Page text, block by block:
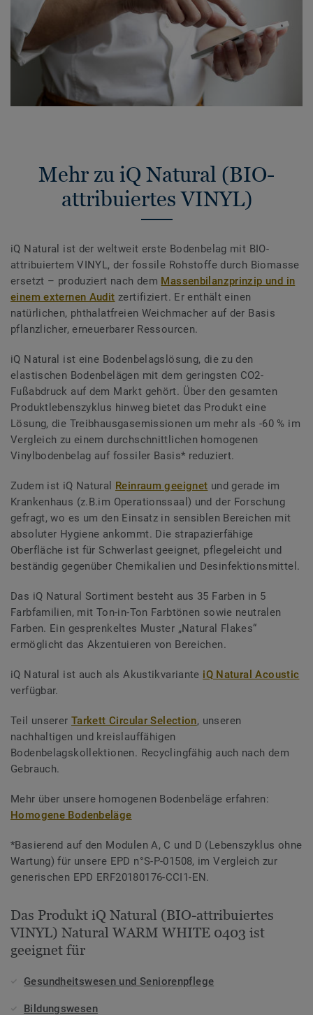
Mehr zu iQ Natural (BIO-
attribuiertes VINYL)
iQ Natural ist der weltweit erste Bodenbelag mit BIO-
attribuiertem VINYL, der fossile Rohstoffe durch Biomasse
ersetzt – produziert nach dem Massenbilanzprinzip und in
einem externen Audit zertifiziert. Er enthält einen
natürlichen, phthalatfreien Weichmacher auf der Basis
pflanzlicher, erneuerbarer Ressourcen.
iQ Natural ist eine Bodenbelagslösung, die zu den
elastischen Bodenbelägen mit dem geringsten CO2-
Fußabdruck auf dem Markt gehört. Über den gesamten
Produktlebenszyklus hinweg bietet das Produkt eine
Lösung, die Treibhausgasemissionen um mehr als -60 % im
Vergleich zu einem durchschnittlichen homogenen
Vinylbodenbelag auf fossiler Basis* reduziert.
Zudem ist iQ Natural Reinraum geeignet und gerade im
Krankenhaus (z.B.im Operationssaal) und der Forschung
gefragt, wo es um den Einsatz in sensiblen Bereichen mit
absoluter Hygiene ankommt. Die strapazierfähige
Oberfläche ist für Schwerlast geeignet, pflegeleicht und
beständig gegenüber Chemikalien und Desinfektionsmittel.
Das iQ Natural Sortiment besteht aus 35 Farben in 5
Farbfamilien, mit Ton-in-Ton Farbtönen sowie neutralen
Farben. Ein gesprenkeltes Muster „Natural Flakes“
ermöglicht das Akzentuieren von Bereichen.
iQ Natural ist auch als Akustikvariante iQ Natural Acoustic
verfügbar.
Teil unserer Tarkett Circular Selection, unseren
nachhaltigen und kreislauffähigen
Bodenbelagskollektionen. Recyclingfähig auch nach dem
Gebrauch.
Mehr über unsere homogenen Bodenbeläge erfahren:
Homogene Bodenbeläge
*Basierend auf den Modulen A, C und D (Lebenszyklus ohne
Wartung) für unsere EPD n°S-P-01508, im Vergleich zur
generischen EPD ERF20180176-CCI1-EN.
Das Produkt iQ Natural (BIO-attribuiertes
VINYL) Natural WARM WHITE 0403 ist
geeignet für
Gesundheitswesen und Seniorenpflege
Bildungswesen